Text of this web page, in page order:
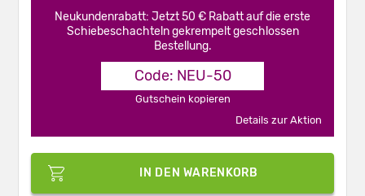
Neukundenrabatt: Jetzt 50 € Rabatt auf die erste
Schiebeschachteln gekrempelt geschlossen
Bestellung.
Code: NEU-50
Gutschein kopieren
Details zur Aktion
IN DEN WARENKORB